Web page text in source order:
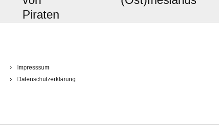
Piraten
Impresssum
Datenschutzerklärung